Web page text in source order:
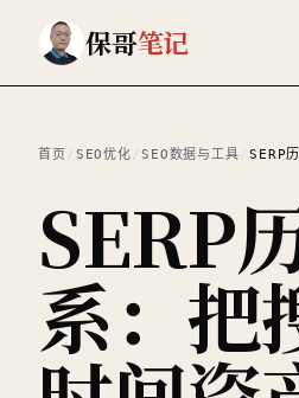
保哥笔记
首页/ SEO优化/ SEO数据与工具/ SERP
SERP
系：把